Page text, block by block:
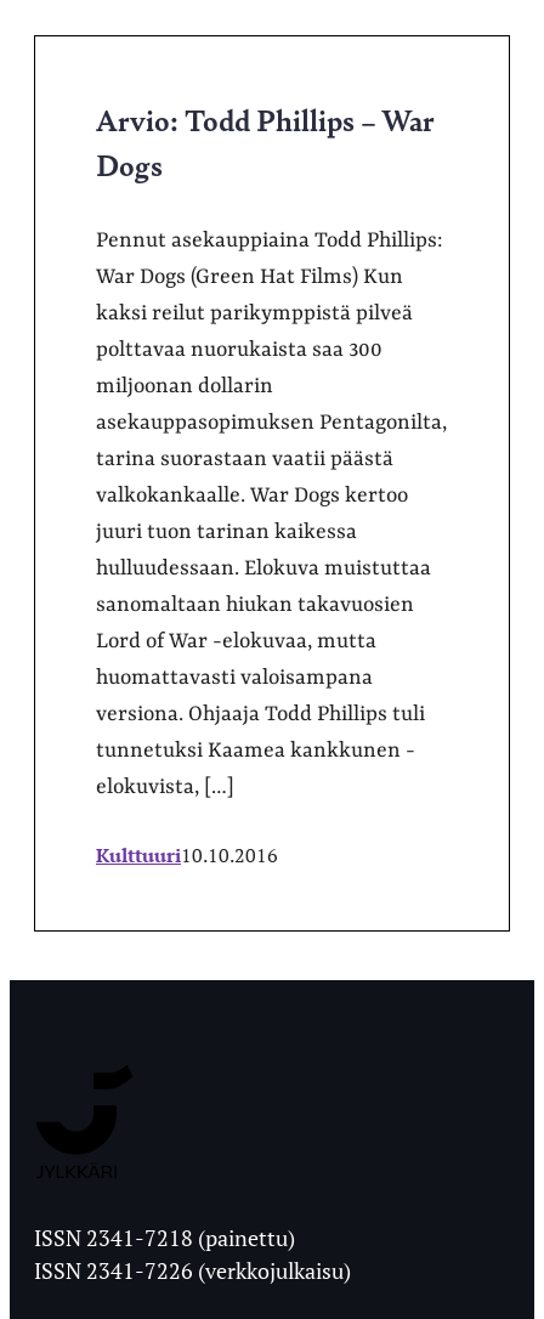
Arvio: Todd Phillips – War
Dogs
Pennut asekauppiaina Todd Phillips:
War Dogs (Green Hat Films) Kun
kaksi reilut parikymppistä pilveä
polttavaa nuorukaista saa 300
miljoonan dollarin
asekauppasopimuksen Pentagonilta,
tarina suorastaan vaatii päästä
valkokankaalle. War Dogs kertoo
juuri tuon tarinan kaikessa
hulluudessaan. Elokuva muistuttaa
sanomaltaan hiukan takavuosien
Lord of War -elokuvaa, mutta
huomattavasti valoisampana
versiona. Ohjaaja Todd Phillips tuli
tunnetuksi Kaamea kankkunen -
elokuvista, […]
Kulttuuri10.10.2016
Ylioppilaslehti
ISSN 2341-7218 (painettu)
ISSN 2341-7226 (verkkojulkaisu)